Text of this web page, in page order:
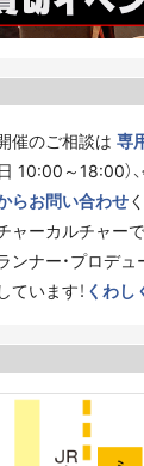
催のご相談は 専
日 10:00～18:00）
らお問い合わせ
ャーカルチャー
ンナー・プロデュ
ています！ くわし